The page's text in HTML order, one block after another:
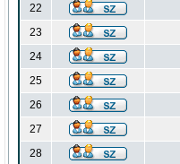
22
23
24
25
26
27
28